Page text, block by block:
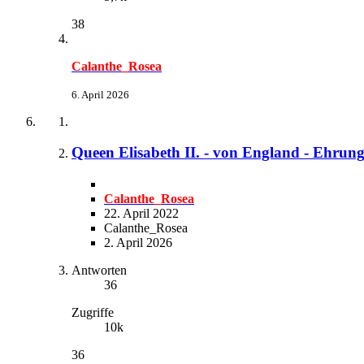
38
Calanthe_Rosea
6. April 2026
Queen Elisabeth II. - von England - Ehrung
Calanthe_Rosea
22. April 2022
Calanthe_Rosea
2. April 2026
Antworten
36
Zugriffe
10k
36